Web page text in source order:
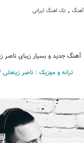
آهنگ , تک اهنگ ایرانی
آهنگ جدید و بسیار زیبای ناصر
ترانه و موزیک : ناصر